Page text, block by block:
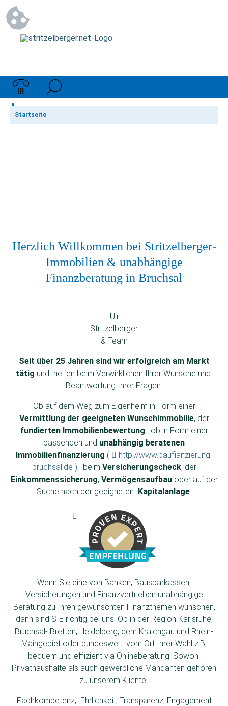
Startseite
Herzlich Willkommen bei Stritzelberger-
Immobilien & unabhängige
Finanzberatung in Bruchsal
Uli
Stritzelberger
& Team
Seit über 25 Jahren sind wir erfolgreich am Markt
tätig und helfen beim Verwirklichen Ihrer Wünsche und
Beantwortung Ihrer Fragen:
Ob auf dem Weg zum Eigenheim in Form einer
Vermittlung der geeigneten Wunschimmobilie, der
fundierten Immobilienbewertung, ob in Form einer
passenden und unabhängig beratenen
Immobilienfinanzierung (
http://www.baufianzierung-
bruchsal.de ), beim Versicherungscheck, der
Einkommenssicherung, Vermögensaufbauoder auf der
Suche nach der geeigneten Kapitalanlage.
Wenn Sie eine von Banken, Bausparkassen,
Versicherungen und Finanzvertrieben unabhängige
Beratung zu Ihren gewünschten Finanzthemen wünschen,
dann sind SIE richtig bei uns. Ob in der Region Karlsruhe,
Bruchsal- Bretten, Heidelberg, dem Kraichgau und Rhein-
Maingebiet oder bundesweit vom Ort Ihrer Wahl z.B.
bequem und effizient via Onlineberatung. Sowohl
Privathaushalte als auch gewerbliche Mandanten gehören
zu unserem Klientel.
Fachkompetenz, Ehrlichkeit, Transparenz, Engagement